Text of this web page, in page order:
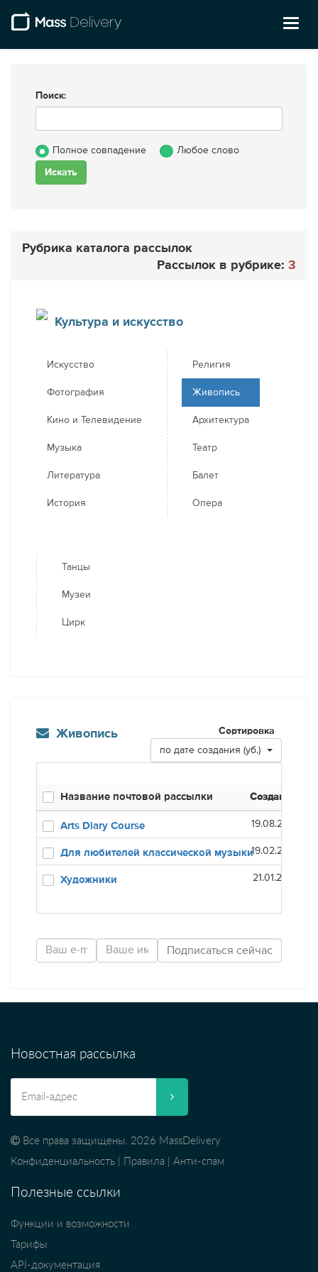
Поиск:
Полное совпадение Любое слово
Рубрика каталога рассылок
Рассылок в рубрике: 3
Культура и искусство
Искусство
Фотография
Кино и Телевидение
Музыка
Литература
История
Религия
Живопись
Архитектура
Театр
Балет
Опера
Танцы
Музеи
Цирк
Живопись
Сортировка
по дате создания (уб.)
Название почтовой рассылки Создана
Arts Diary Course 19.08.20
Для любителей классической музыки19.02.20
Художники 21.01.20
Новостная рассылка
Все права защищены. 2026 MassDelivery
Конфиденциальность
Правила Анти-спам
Полезные ссылки
Функции и возможности
Тарифы
API-документация